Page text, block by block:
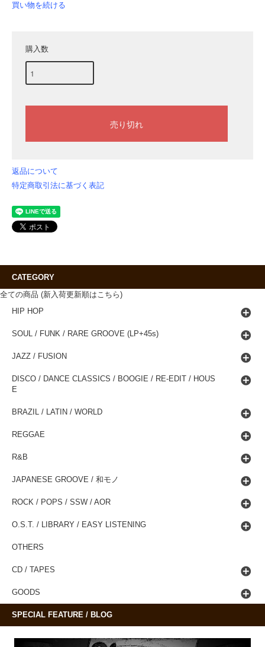
買い物を続ける
購入数
返品について
特定商取引法に基づく表記
CATEGORY
全ての商品 (新入荷更新順はこちら)
HIP HOP
SOUL / FUNK / RARE GROOVE (LP+45s)
JAZZ / FUSION
DISCO / DANCE CLASSICS / BOOGIE / RE-EDIT / HOUS
E
BRAZIL / LATIN / WORLD
REGGAE
R&B
JAPANESE GROOVE / 和モノ
ROCK / POPS / SSW / AOR
O.S.T. / LIBRARY / EASY LISTENING
OTHERS
CD / TAPES
GOODS
SPECIAL FEATURE / BLOG